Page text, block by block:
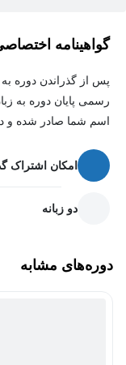
پمپ
شیر
برج تقطیر
گواهینامه
پس از گذراندن دوره
رسمی پایان دوره به
اسم شما صادر شده و
امکان اشتراک
دو زبانه
دوره‌های مشابه